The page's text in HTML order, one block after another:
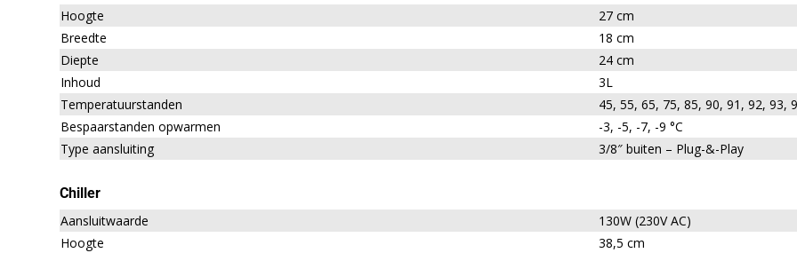
Hoogte
27 cm
Breedte
18 cm
Diepte
24 cm
Inhoud
3L
Temperatuurstanden
45, 55, 65, 75, 85, 90, 91, 92, 93,
Bespaarstanden opwarmen
-3, -5, -7, -9 °C
Type aansluiting
3/8″ buiten – Plug-&-Play
Chiller
Aansluitwaarde
130W (230V AC)
Hoogte
38,5 cm